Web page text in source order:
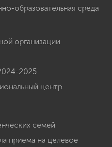
образовательная среда
организации
2025
семей